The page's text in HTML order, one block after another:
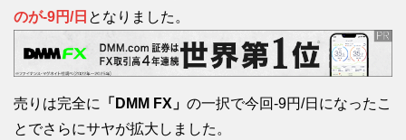
のが-9円/日 となりました。
売りは完全に 「DMM FX」 の一択で今回-9円/日になったこ
とでさらにサヤが拡大しました。